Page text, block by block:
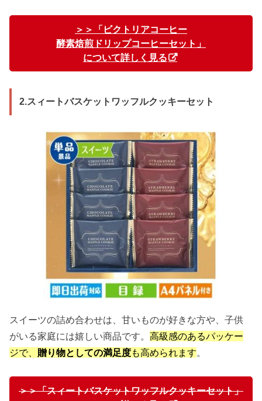
＞＞「ビクトリアコーヒー
酵素焙煎ドリップコーヒーセット」
について詳しく見る
2.スィートバスケットワッフルクッキーセット
スイーツの詰め合わせは、甘いものが好きな方や、子供
がいる家庭には嬉しい商品です。高級感のあるパッケー
ジで、 贈り物としての満足度も高められます。
＞＞「スィートバスケットワッフルクッキーセット」